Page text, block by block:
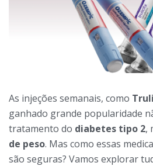
As injeções semanais, como
ganhado grande popularidade
tratamento do diabetes tipo 2,
de peso. Mas como essas
são seguras? Vamos explorar